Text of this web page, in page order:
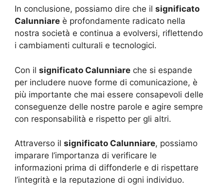
In conclusione, possiamo dire che il significato
Calunniare è profondamente radicato nella
nostra società e continua a evolversi, riflettendo
i cambiamenti culturali e tecnologici.
Con il significato Calunniare che si espande
per includere nuove forme di comunicazione, è
più importante che mai essere consapevoli delle
conseguenze delle nostre parole e agire sempre
con responsabilità e rispetto per gli altri.
Attraverso il significato Calunniare, possiamo
imparare l’importanza di verificare le
informazioni prima di diffonderle e di rispettare
l’integrità e la reputazione di ogni individuo.